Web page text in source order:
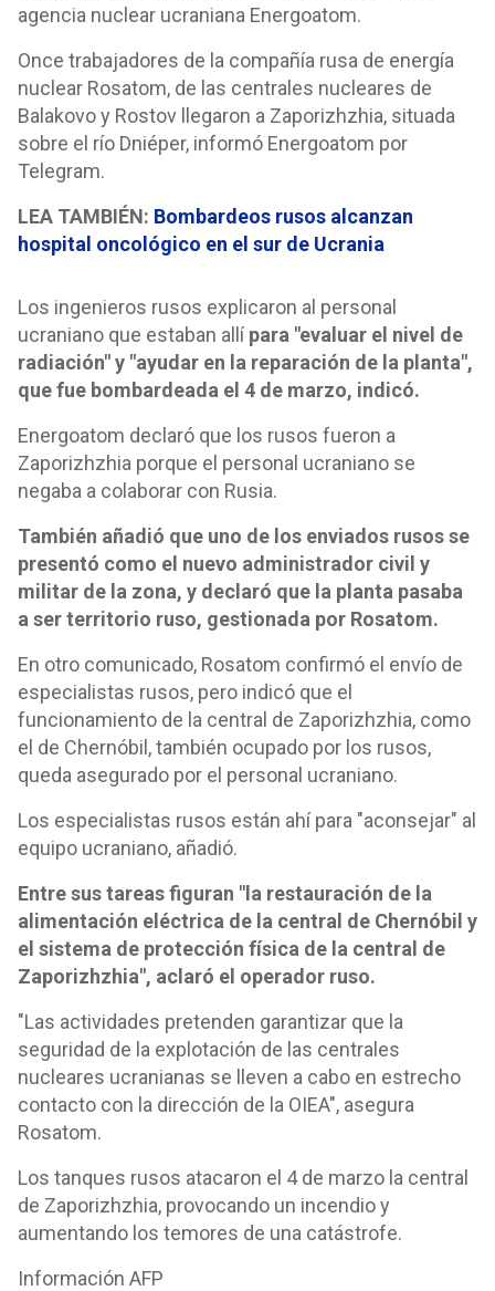
agencia nuclear ucraniana Energoatom.
Once trabajadores de la compañía rusa de energía
nuclear Rosatom, de las centrales nucleares de
Balakovo y Rostov llegaron a Zaporizhzhia, situada
sobre el río Dniéper, informó Energoatom por
Telegram.
LEA TAMBIÉN: Bombardeos rusos alcanzan
hospital oncológico en el sur de Ucrania
Los ingenieros rusos explicaron al personal
ucraniano que estaban allípara "evaluar el nivel de
radiación" y "ayudar en la reparación de la planta",
que fue bombardeada el 4 de marzo, indicó.
Energoatom declaró que los rusos fueron a
Zaporizhzhia porque el personal ucraniano se
negaba a colaborar con Rusia.
También añadió que uno de los enviados rusos se
presentó como el nuevo administrador civil y
militar de la zona, y declaró que la planta pasaba
a ser territorio ruso, gestionada por Rosatom.
En otro comunicado, Rosatom confirmó el envío de
especialistas rusos, pero indicó que el
funcionamiento de la central de Zaporizhzhia, como
el de Chernóbil, también ocupado por los rusos,
queda asegurado por el personal ucraniano.
Los especialistas rusos están ahí para "aconsejar" al
equipo ucraniano, añadió.
Entre sus tareas figuran "la restauración de la
alimentación eléctrica de la central de Chernóbil y
el sistema de protección física de la central de
Zaporizhzhia", aclaró el operador ruso.
"Las actividades pretenden garantizar que la
seguridad de la explotación de las centrales
nucleares ucranianas se lleven a cabo en estrecho
contacto con la dirección de la OIEA", asegura
Rosatom.
Los tanques rusos atacaron el 4 de marzo la central
de Zaporizhzhia, provocando un incendio y
aumentando los temores de una catástrofe.
Información AFP